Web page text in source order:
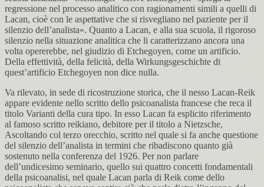
regressione nel processo analitico con ragionamenti simili a quelli di
Lacan, cioè con le aspettative che si risvegliano nel paziente per il
silenzio dell’analista». Quanto a Lacan, e alla sua scuola, il rigoroso
silenzio nella situazione analitica che li caratterizzano ancora una
volta opererebbe, nel giudizio di Etchegoyen, come un artificio.
Della effettività, della felicità, della Wirkungsgeschichte di
quest’artificio Etchegoyen non dice nulla.
Va rilevato, in sede di ricostruzione storica, che il nesso Lacan-Reik
appare evidente nello scritto dello psicoanalista francese che reca il
titolo Varianti della cura tipo. In esso Lacan fa esplicito riferimento
al famoso scritto reikiano, debitore per il titolo a Nietzsche,
Ascoltando col terzo orecchio, scritto nel quale si fa anche questione
del silenzio dell’analista in termini che ribadiscono quanto già
sostenuto nella conferenza del 1926. Per non parlare
dell’undicesimo seminario, quello sui quattro concetti fondamentali
della psicoanalisi, nel quale Lacan parla di Reik come dello